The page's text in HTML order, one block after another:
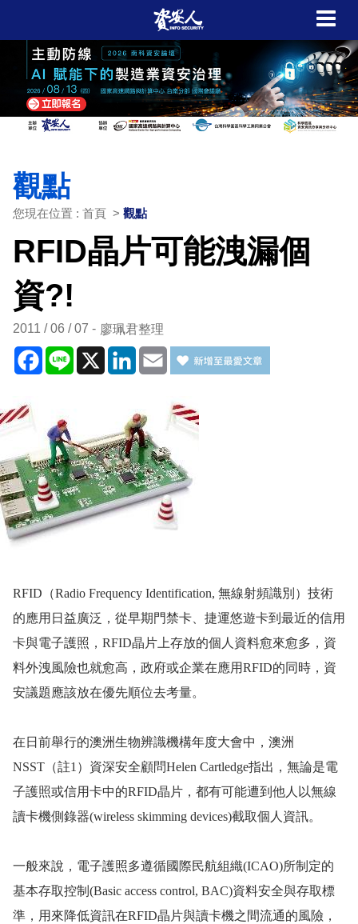
觀點
您現在位置 : 首頁 > 觀點
RFID晶片可能洩漏個
資?!
2011 / 06 / 07 廖珮君整理
Facebook
Line X LinkedIn
Email
RFID （Radio Frequency Identification, 無線射頻識別）技術
的應用日益廣泛，從早期門禁卡、捷運悠遊卡到最近的信用
卡與電子護照， RFID晶片上存放的個人資料愈來愈多，資
料外洩風險也就愈高，政府或企業在應用RFID的同時，資
安議題應該放在優先順位去考量。
在日前舉行的澳洲生物辨識機構年度大會中，澳洲
NSST（註1 ）資深安全顧問Helen Cartledge指出，無論是電
子護照或信用卡中的RFID晶片，都有可能遭到他人以無線
讀卡機側錄器(wireless skimming devices)截取個人資訊。
一般來說，電子護照多遵循國際民航組織(ICAO)所制定的
基本存取控制 (Basic access control, BAC)資料安全與存取標
準，用來降低資訊在RFID晶片與讀卡機之間流通的風險，